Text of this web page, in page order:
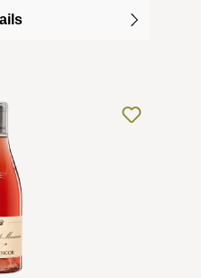
En bouche,
et profond, avec
en bouteille.
le fruit, les
au vin un
Mille e una Notte
longuement mijotées,
de pâtes
affinés constituent
Un grand vin